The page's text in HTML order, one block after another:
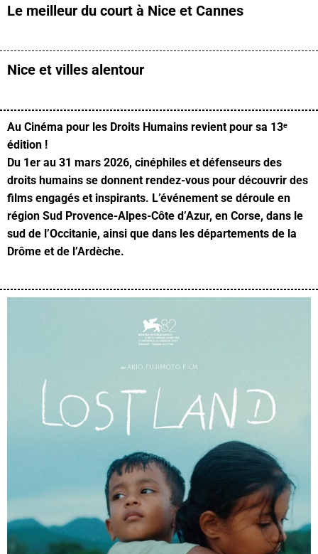
Le meilleur du court à Nice et Cannes
Nice et villes alentour
Au Cinéma pour les Droits Humains revient pour sa 13ᵉ
édition !
Du 1er au 31 mars 2026, cinéphiles et défenseurs des
droits humains se donnent rendez-vous pour découvrir des
films engagés et inspirants. L’événement se déroule en
région Sud Provence-Alpes-Côte d’Azur, en Corse, dans le
sud de l’Occitanie, ainsi que dans les départements de la
Drôme et de l’Ardèche.